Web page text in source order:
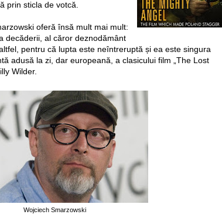
prin sticla de votcă.
oferă însă mult mai mult:
decăderii, al căror deznodământ
pentru că lupta este neîntreruptă și ea este singura
adusă la zi, dar europeană, a clasicului film „The Lost
Wilder.
Wojciech Smarzowski